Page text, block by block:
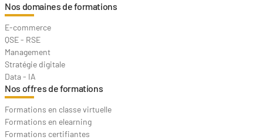
Nos domaines de formations
E-commerce
QSE - RSE
Management
Stratégie digitale
Data - IA
Nos offres de formations
Formations en classe virtuelle
Formations en elearning
Formations certifiantes